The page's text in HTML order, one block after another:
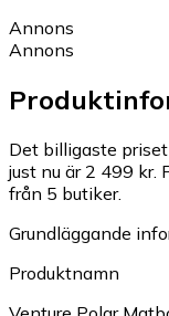
Annons
Annons
Det billigaste
just nu är 2 499 kr.
från 5 butiker.
Grundläggande
Produktnamn